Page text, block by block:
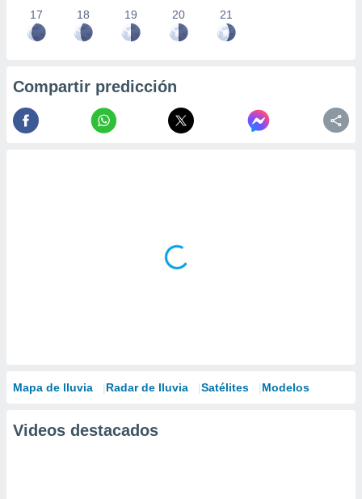
17 18 19 20 21
Compartir predicción
Mapa de lluvia Radar de lluvia Satélites Modelos
Videos destacados